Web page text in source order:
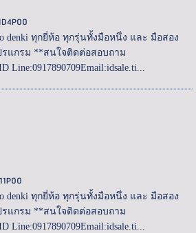
denki ทุกยี่ห้อ ทุกรุ่นทั้งมือหนึ่ง และ มือสอง
แกรม **สนใจติดต่อสอบถาม
Line:0917890709Email:idsale.ti...
denki ทุกยี่ห้อ ทุกรุ่นทั้งมือหนึ่ง และ มือสอง
แกรม **สนใจติดต่อสอบถาม
Line:0917890709Email:idsale.ti...